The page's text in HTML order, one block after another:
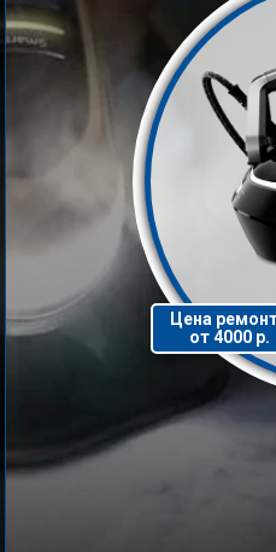
Цена
от 4000 р.